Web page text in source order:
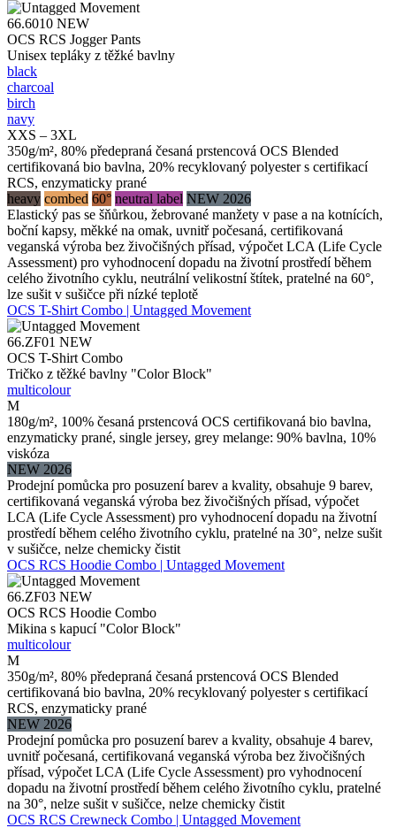
66.6010 NEW
OCS RCS Jogger Pants
Unisex tepláky z těžké bavlny
black
charcoal
birch
navy
XXS – 3XL
350g/m², 80% předepraná česaná prstencová OCS Blended
certifikovaná bio bavlna, 20% recyklovaný polyester s certifikací
RCS, enzymaticky prané
heavy combed 60° neutral label NEW 2026
Elastický pas se šňůrkou, žebrované manžety v pase a na kotnících,
boční kapsy, měkké na omak, uvnitř počesaná, certifikovaná
veganská výroba bez živočišných přísad, výpočet LCA (Life Cycle
Assessment) pro vyhodnocení dopadu na životní prostředí během
celého životního cyklu, neutrální velikostní štítek, pratelné na 60°,
lze sušit v sušičce při nízké teplotě
OCS T-Shirt Combo | Untagged Movement
66.ZF01 NEW
OCS T-Shirt Combo
Tričko z těžké bavlny "Color Block"
multicolour
M
180g/m², 100% česaná prstencová OCS certifikovaná bio bavlna,
enzymaticky prané, single jersey, grey melange: 90% bavlna, 10%
viskóza
NEW 2026
Prodejní pomůcka pro posuzení barev a kvality, obsahuje 9 barev,
certifikovaná veganská výroba bez živočišných přísad, výpočet
LCA (Life Cycle Assessment) pro vyhodnocení dopadu na životní
prostředí během celého životního cyklu, pratelné na 30°, nelze sušit
v sušičce, nelze chemicky čistit
OCS RCS Hoodie Combo | Untagged Movement
66.ZF03 NEW
OCS RCS Hoodie Combo
Mikina s kapucí "Color Block"
multicolour
M
350g/m², 80% předepraná česaná prstencová OCS Blended
certifikovaná bio bavlna, 20% recyklovaný polyester s certifikací
RCS, enzymaticky prané
NEW 2026
Prodejní pomůcka pro posuzení barev a kvality, obsahuje 4 barev,
uvnitř počesaná, certifikovaná veganská výroba bez živočišných
přísad, výpočet LCA (Life Cycle Assessment) pro vyhodnocení
dopadu na životní prostředí během celého životního cyklu, pratelné
na 30°, nelze sušit v sušičce, nelze chemicky čistit
OCS RCS Crewneck Combo | Untagged Movement